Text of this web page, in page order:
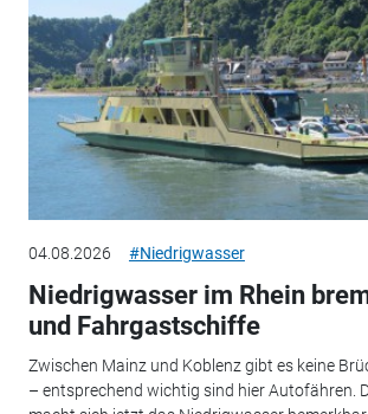
04.08.2026 #Niedrigwasser
Niedrigwasser im Rhein
und Fahrgastschiffe
Zwischen Mainz und Koblenz gibt es keine
– entsprechend wichtig sind hier Autofähren.